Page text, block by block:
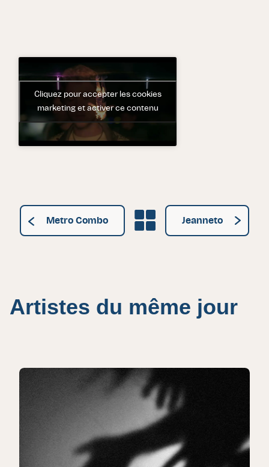
Cliquez pour accepter les cookies
marketing et activer ce contenu
Metro Combo Grille des artistes
Jeanneto
Artistes du même jour